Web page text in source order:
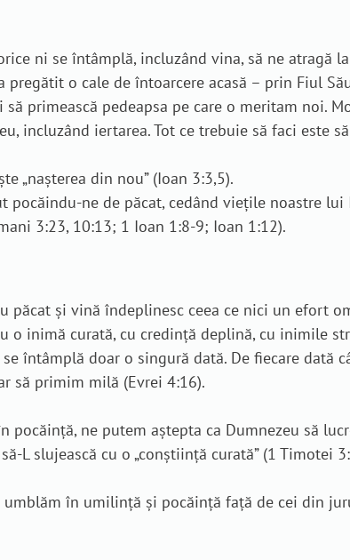
ni se întâmplă, incluzând vina, să ne atragă
pregătit o cale de întoarcere acasă – prin Fiul
să primească pedeapsa pe care o meritam noi.
incluzând iertarea. Tot ce trebuie să faci este
„nașterea din nou” (Ioan 3:3,5).
pocăindu-ne de păcat, cedând viețile noastre
3:23, 10:13; 1 Ioan 1:8-9; Ioan 1:12).
păcat și vină îndeplinesc ceea ce nici un efort
o inimă curată, cu credință deplină, cu inimile
întâmplă doar o singură dată. De fiecare
să primim milă (Evrei 4:16).
pocăință, ne putem aștepta ca Dumnezeu să
L slujească cu o „conștiință curată” (1 Timotei
umblăm în umilință și pocăință față de cei din